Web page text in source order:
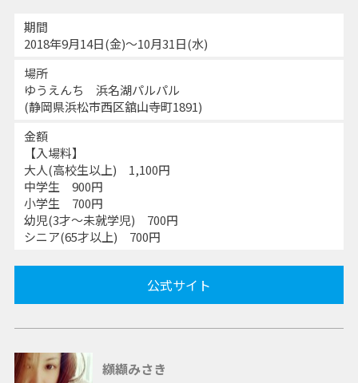
期間
2018年9月14日(金)～10月31日(水)
場所
ゆうえんち 浜名湖パルパル
(静岡県浜松市西区舘山寺町1891)
金額
【入場料】
大人(高校生以上) 1,100円
中学生 900円
小学生 700円
幼児(3才～未就学児) 700円
シニア(65才以上) 700円
公式サイト
纐纈みさき